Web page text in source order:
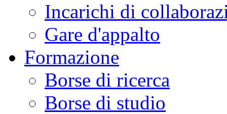
Incarichi di
Gare d'appalto
Formazione
Borse di ricerca
Borse di studio